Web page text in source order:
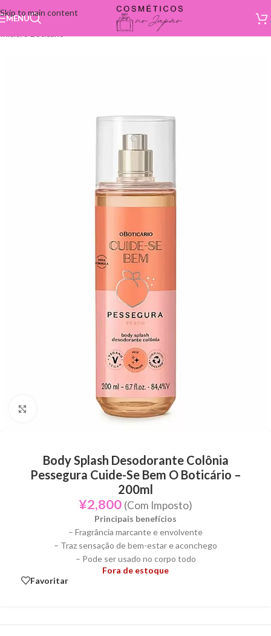
Skip to main content
MENU
Body Splash Desodorante Colônia
Pessegura Cuide-Se Bem O Boticário –
200ml
¥2,800 (Com Imposto)
Principais benefícios
– Fragrância marcante e envolvente
– Traz sensação de bem-estar e aconchego
– Pode ser usado no corpo todo
Fora de estoque
Favoritar